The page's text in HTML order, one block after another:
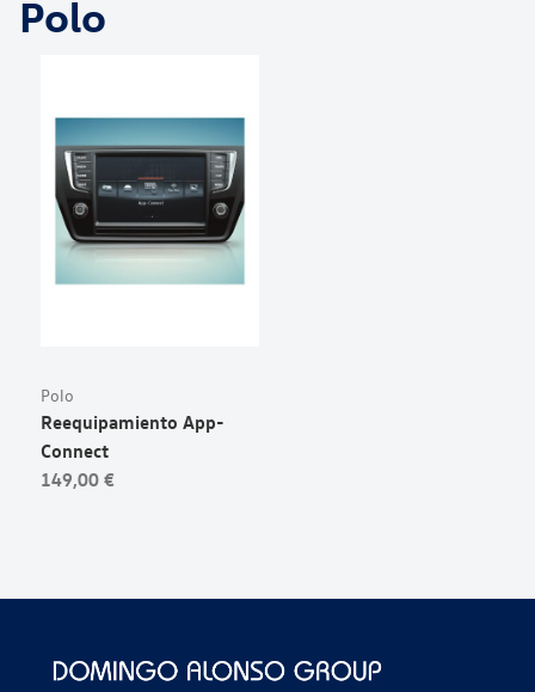
Polo
Polo
Reequipamiento App-
Connect
149,00 €